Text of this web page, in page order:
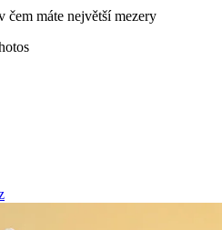
máte největší mezery